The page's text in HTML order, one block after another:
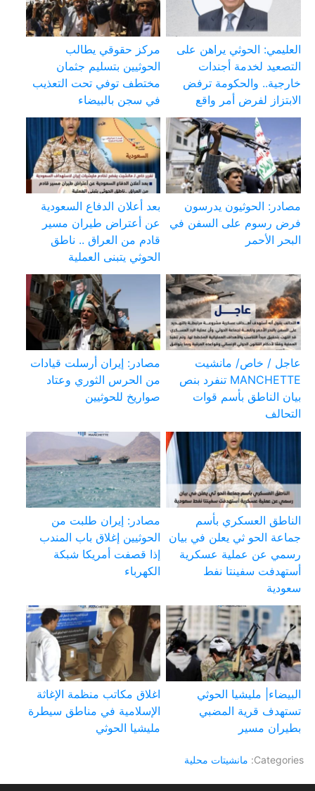
العليمي: الحوثي يراهن على
التصعيد لخدمة أجندات
خارجية.. والحكومة ترفض
الابتزاز لفرض أمر واقع
مركز حقوقي يطالب
الحوثيين بتسليم جثمان
مختطف توفي تحت التعذيب
في سجن بالبيضاء
مصادر: الحوثيون يدرسون
فرض رسوم على السفن في
البحر الأحمر
بعد أعلان الدفاع السعودية
عن أعتراض طيران مسير
قادم من العراق .. ناطق
الحوثي يتبنى العملية
عاجل / خاص/ مانشيت
MANCHETTE تنفرد بنص
بيان الناطق بأسم قوات
التحالف
مصادر: إيران أرسلت قيادات
من الحرس الثوري وعتاد
صواريخ للحوثيين
الناطق العسكري بأسم
جماعة الحو ثي يعلن في بيان
رسمي عن عملية عسكرية
أستهدفت سفينتا نفط
سعودية
مصادر: إيران طلبت من
الحوثيين إغلاق باب المندب
إذا قصفت أمريكا شبكة
الكهرباء
البيضاء| مليشيا الحوثي
تستهدف قرية المضبي
بطيران مسير
اغلاق مكاتب منظمة الإغاثة
الإسلامية في مناطق سيطرة
مليشيا الحوثي
Categories: مانشيتات محلية